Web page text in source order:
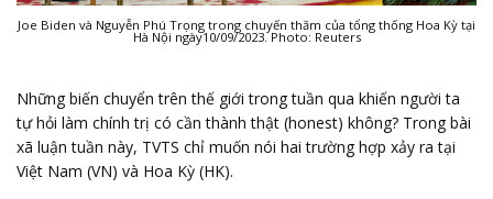
Joe Biden và Nguyễn Phú Trọng trong chuyến thăm của tổng thống Hoa Kỳ tại
Hà Nội ngày10/09/2023. Photo: Reuters
Những biến chuyển trên thế giới trong tuần qua khiến người ta
tự hỏi làm chính trị có cần thành thật (honest) không? Trong bài
xã luận tuần này, TVTS chỉ muốn nói hai trường hợp xảy ra tại
Việt Nam (VN) và Hoa Kỳ (HK).